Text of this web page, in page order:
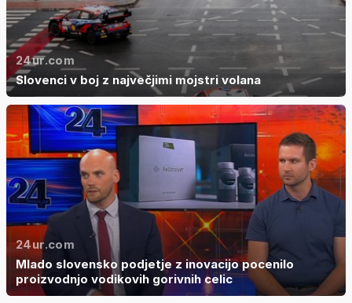
24ur.com
Slovenci v boj z največjimi mojstri volana
24ur.com
Mlado slovensko podjetje z inovacijo pocenilo
proizvodnjo vodikovih gorivnih celic